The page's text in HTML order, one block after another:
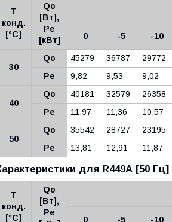
Т
конд.
[°C]
Qo
[Вт],
Pe
[кВт]
0 -5 -10
30
Qo 45279 36787 29772
Pe
9,82 9,53 9,02
40
Qo 40181 32579 26358
Pe
11,97 11,36 10,57
50
Qo 35542 28727 23195
Pe
13,81 12,91 11,87
для R449A [50 Гц]
Т
конд.
[°C]
Qo
[Вт],
Pe
0 -5 -10